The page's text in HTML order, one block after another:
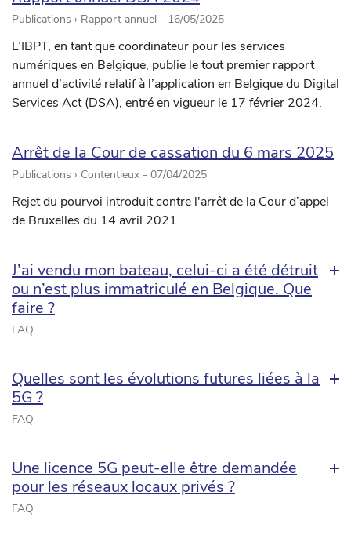
Publications › Rapport annuel - 16/05/2025
L’IBPT, en tant que coordinateur pour les services
numériques en Belgique, publie le tout premier rapport
annuel d’activité relatif à l’application en Belgique du Digital
Services Act (DSA), entré en vigueur le 17 février 2024.
Arrêt de la Cour de cassation du 6 mars 2025
Publications › Contentieux - 07/04/2025
Rejet du pourvoi introduit contre l'arrêt de la Cour d’appel
de Bruxelles du 14 avril 2021
J’ai vendu mon bateau, celui-ci a été détruit
ou n’est plus immatriculé en Belgique. Que
faire ?
FAQ
Quelles sont les évolutions futures liées à la
5G ?
FAQ
Une licence 5G peut-elle être demandée
pour les réseaux locaux privés ?
FAQ